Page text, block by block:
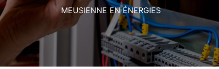
MEUSIENNE EN ÉNERGIES